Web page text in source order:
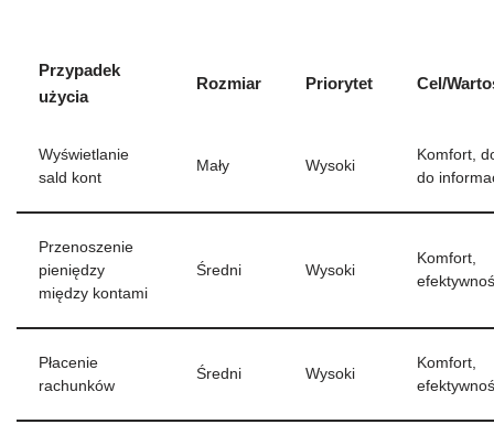
Przypadek
użycia
Rozmiar Priorytet Cel/
Wyświetlanie
sald kont
Mały Wysoki
Komfort,
do
Przenoszenie
pieniędzy
między kontami
Średni Wysoki
Komfort,
Płacenie
rachunków
Średni Wysoki
Komfort,